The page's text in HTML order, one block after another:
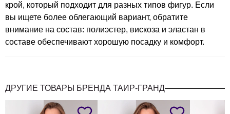
Ширина рукава
43
45 47 47 49
51
проймой (обхват)
64
64 64 68
( центр ), (см)
крой, который подходит для разных типов фигур. Если
вы ищете более облегающий вариант, обратите
внимание на состав: полиэстер, вискоза и эластан в
составе обеспечивают хорошую посадку и комфорт.
ДРУГИЕ ТОВАРЫ БРЕНДА ТАИР-ГРАНД